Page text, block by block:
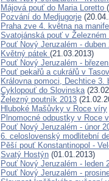
Májová pouť do Maria Loretto
Pozvání do Medjugorje
Praha zve 4. května na
Svatojánská pouť v Železném
Pouť Nový Jeruzalém - duben
Květný pátek (21.03.2013)
Pouť Nový Jeruzalém -
Pouť pekařů a cukrářů v
Královna pomoci, Dechtice
Cyklopouť do Slovinska
Železný poutník 2013
Hluboké Mašůvky v Roce víry
Plnomocné odpustky v Roce
Pouť Nový Jeruzalém - únor
6. celoslovenský modlitební
Pěší pouť Konstantinopol -
Svatý Hostýn (01.01.2013)
Pouť Nový Jeruzalém - leden
Pouť Nový Jeruzalém -